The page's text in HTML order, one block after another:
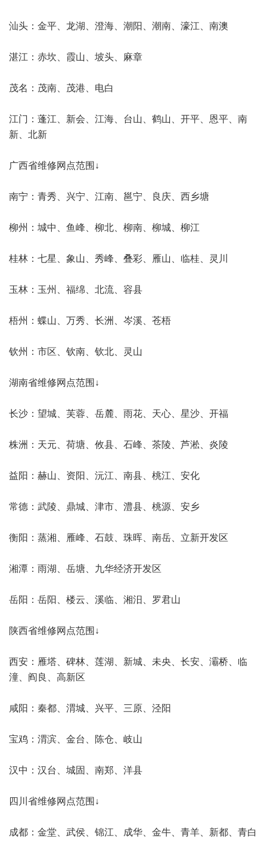
汕头：金平、龙湖、澄海、潮阳、潮南、濠江、南澳
湛江：赤坎、霞山、坡头、麻章
茂名：茂南、茂港、电白
江门：蓬江、新会、江海、台山、鹤山、开平、恩平、南
新、北新
广西省维修网点范围↓
南宁：青秀、兴宁、江南、邕宁、良庆、西乡塘
柳州：城中、鱼峰、柳北、柳南、柳城、柳江
桂林：七星、象山、秀峰、叠彩、雁山、临桂、灵川
玉林：玉州、福绵、北流、容县
梧州：蝶山、万秀、长洲、岑溪、苍梧
钦州：市区、钦南、钦北、灵山
湖南省维修网点范围↓
长沙：望城、芙蓉、岳麓、雨花、天心、星沙、开福
株洲：天元、荷塘、攸县、石峰、茶陵、芦淞、炎陵
益阳：赫山、资阳、沅江、南县、桃江、安化
常德：武陵、鼎城、津市、澧县、桃源、安乡
衡阳：蒸湘、雁峰、石鼓、珠晖、南岳、立新开发区
湘潭：雨湖、岳塘、九华经济开发区
岳阳：岳阳、楼云、溪临、湘汨、罗君山
陕西省维修网点范围↓
西安：雁塔、碑林、莲湖、新城、未央、长安、灞桥、临
潼、阎良、高新区
咸阳：秦都、渭城、兴平、三原、泾阳
宝鸡：渭滨、金台、陈仓、岐山
汉中：汉台、城固、南郑、洋县
四川省维修网点范围↓
成都：金堂、武侯、锦江、成华、金牛、青羊、新都、青白